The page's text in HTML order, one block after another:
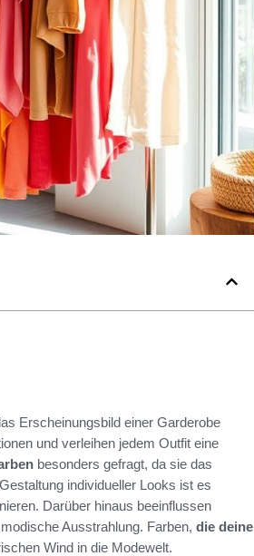
Erscheinungsbild einer Garderobe
und verleihen jedem Outfit eine
besonders gefragt, da sie das
individueller Looks ist es
Darüber hinaus beeinflussen
Ausstrahlung. Farben, die deine
Wind in die Modewelt.